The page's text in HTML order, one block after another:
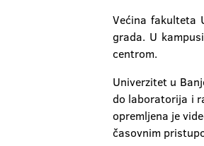
Većina fakulteta
grada. U
centrom.
Univerzitet u
do laboratorija i
opremljena je
časovnim